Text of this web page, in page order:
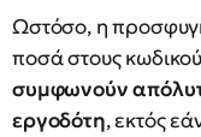
Ωστόσο, η
ποσά στους
συμφωνούν
εργοδότη, εκτός